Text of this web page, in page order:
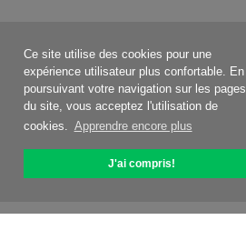
Ce site utilise des cookies pour une
expérience utilisateur plus confortable. En
poursuivant votre navigation sur les pages
du site, vous acceptez l'utilisation de
cookies. Apprendre encore plus
J'ai compris!